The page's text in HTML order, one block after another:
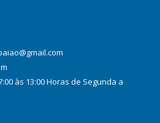
às 13:00 Horas de Segunda a